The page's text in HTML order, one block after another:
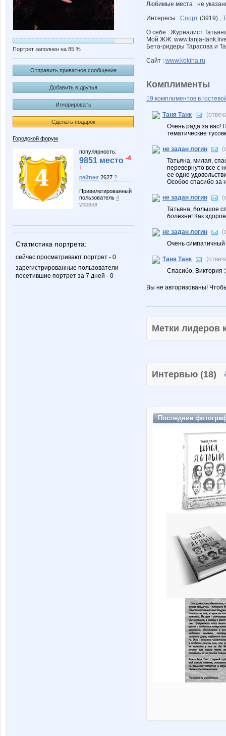
Портрет заполнен на 85 %
Отправить приватное сообщение
Добавить в друзья
Игнорировать
Сделать подарок
Городской форум
популярность:
9851 место -4
↓
рейтинг 2627 ?
Привилегированный
пользователь 4
уровня
Статистика портрета:
сейчас просматривают портрет - 0
зарегистрированные пользователи
посетившие портрет за 7 дней - 0
Любимые места : не
Интересы : Спорт (3919) ,
О себе : Журналист
Мой ЖЖ: www.tanja-
Бета-ридеры Тарасова и
Сайт : www.kokina.ru
Комплименты
19 комплиментов в
Таня Танк
Очень рада за вас!
тематические
не задан логин
Татьяна, милая,
перевернуто все с
ее одно
Особое спасибо за
не задан логин
Татьяна, большое
болезни! Как
не задан логин
Очень симпатичный
Таня Танк
Спасибо, Виктория
Вы не авторизованы!
Метки
Интервью (18)
Последние